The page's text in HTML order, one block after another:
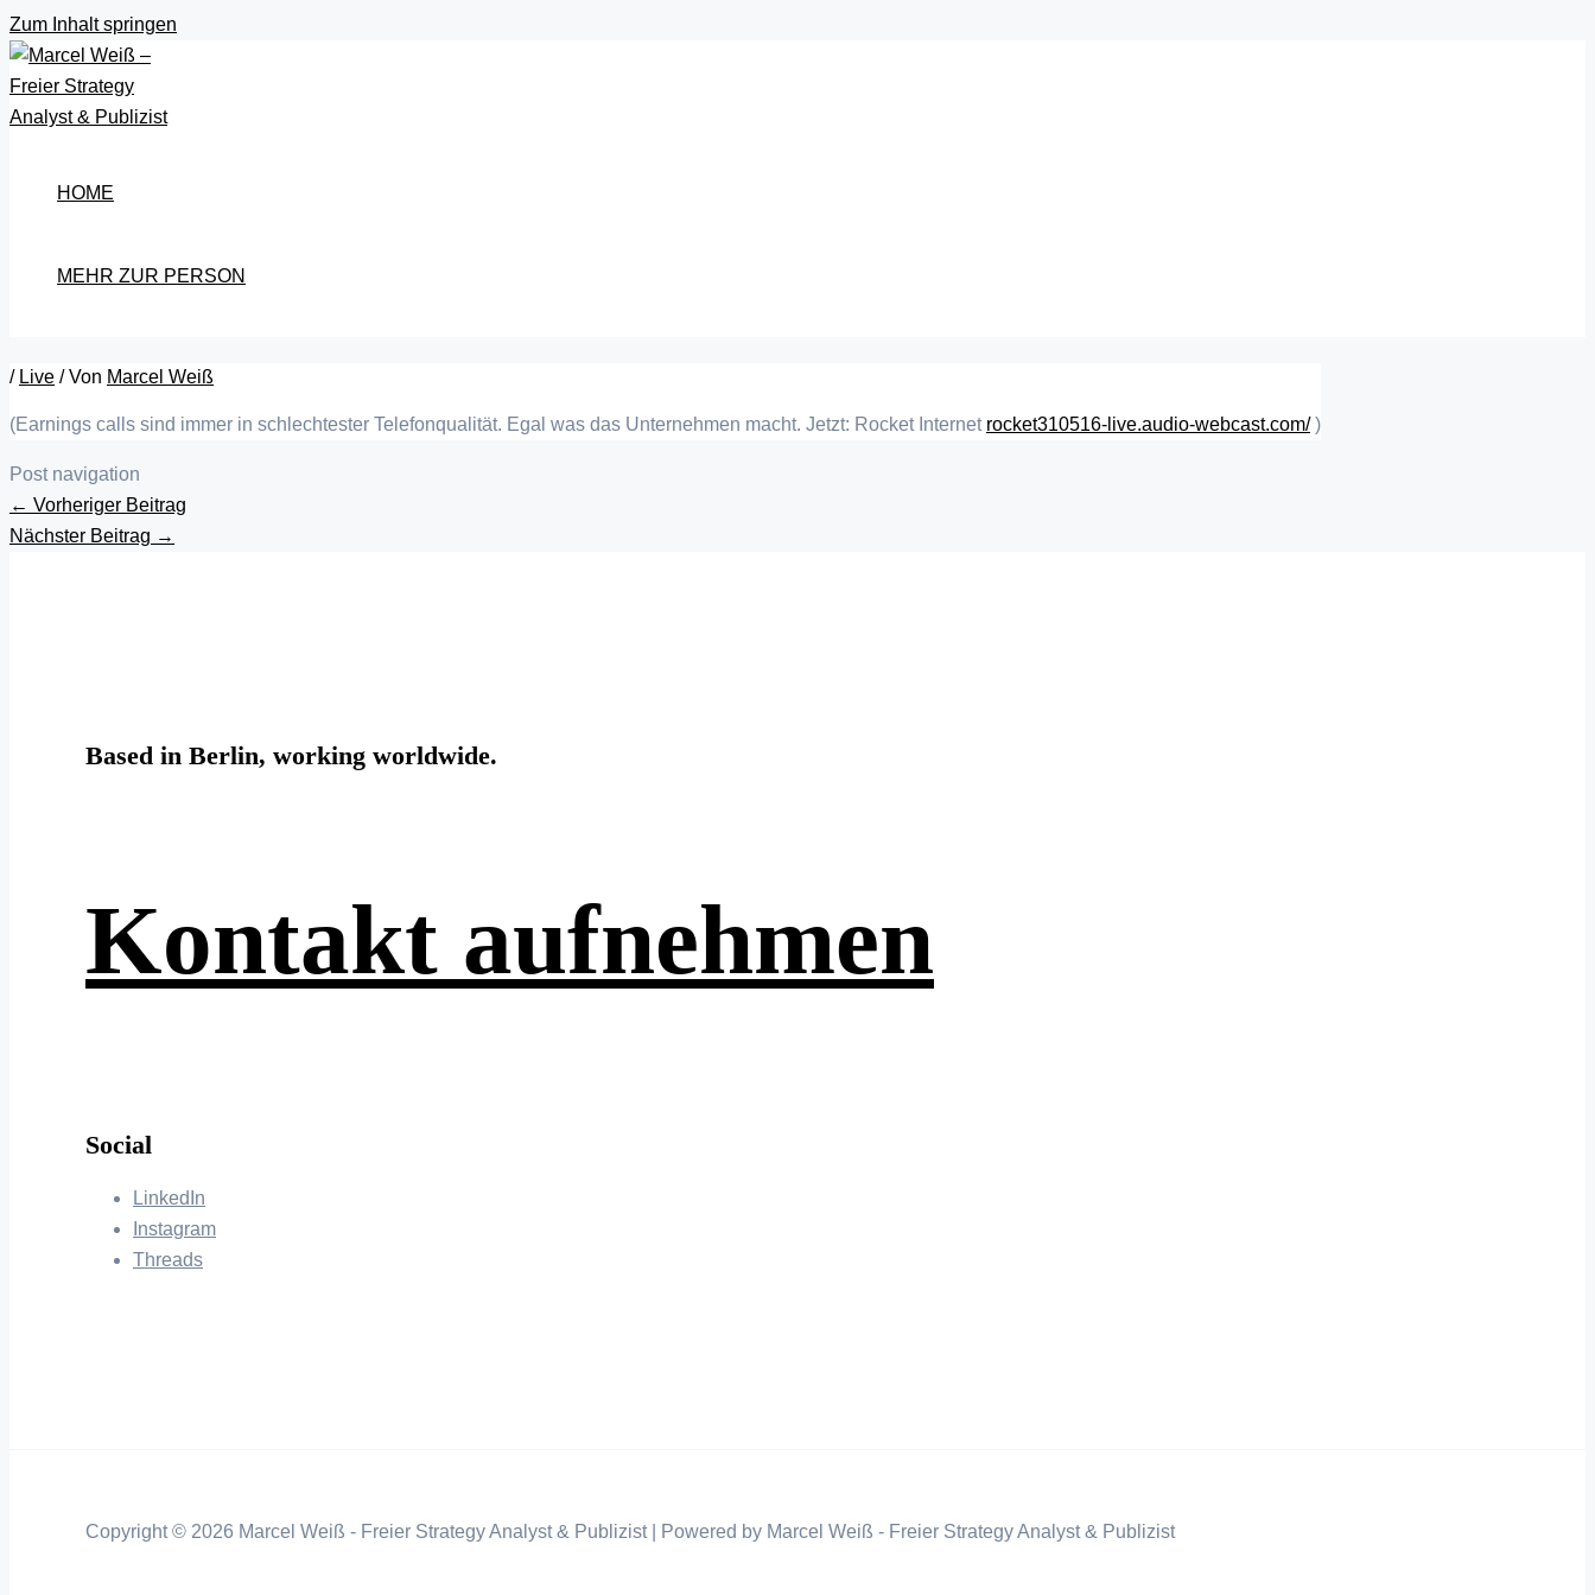
Zum Inhalt springen
HOME
MEHR ZUR PERSON
/ Live / Von Marcel Weiß
(Earnings calls sind immer in schlechtester Telefonqualität. Egal was das Unternehmen macht. Jetzt: Rocket Internet rocket310516-live.audio-webcast.com/)
Post navigation
← Vorheriger Beitrag
Nächster Beitrag →
Based in Berlin, working worldwide.
Kontakt aufnehmen
Social
LinkedIn
Instagram
Threads
Copyright © 2026 Marcel Weiß - Freier Strategy Analyst & Publizist | Powered by Marcel Weiß - Freier Strategy Analyst & Publizist